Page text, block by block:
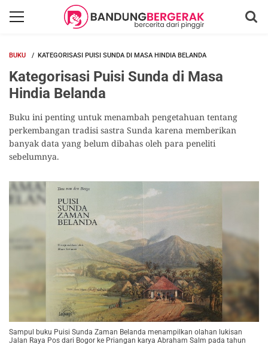
BUKU KATEGORISASI PUISI SUNDA DI MASA HINDIA BELANDA
Kategorisasi Puisi Sunda di Masa
Hindia Belanda
Buku ini penting untuk menambah pengetahuan tentang
perkembangan tradisi sastra Sunda karena memberikan
banyak data yang belum dibahas oleh para peneliti
sebelumnya.
Sampul buku Puisi Sunda Zaman Belanda menampilkan olahan lukisan
Jalan Raya Pos dari Bogor ke Priangan karya Abraham Salm pada tahun